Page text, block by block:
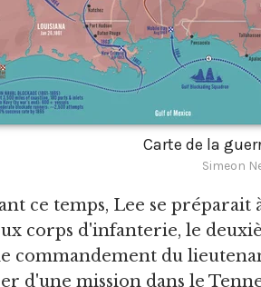
Carte de la
Simeon
ce temps, Lee se
corps d'infanterie, le
commandement du
d'une mission dans le